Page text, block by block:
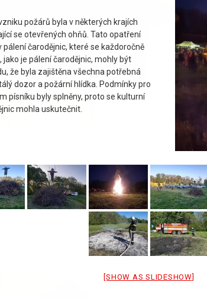
požárů byla v některých krajích
se otevřených ohňů. Tato opatření
čarodějnic, které se každoročně
jako je pálení čarodějnic, mohly být
že byla zajištěna všechna potřebná
dozor a požární hlídka. Podmínky pro
písníku byly splněny, proto se kulturní
mohla uskutečnit.
[SHOW AS SLIDESHOW]